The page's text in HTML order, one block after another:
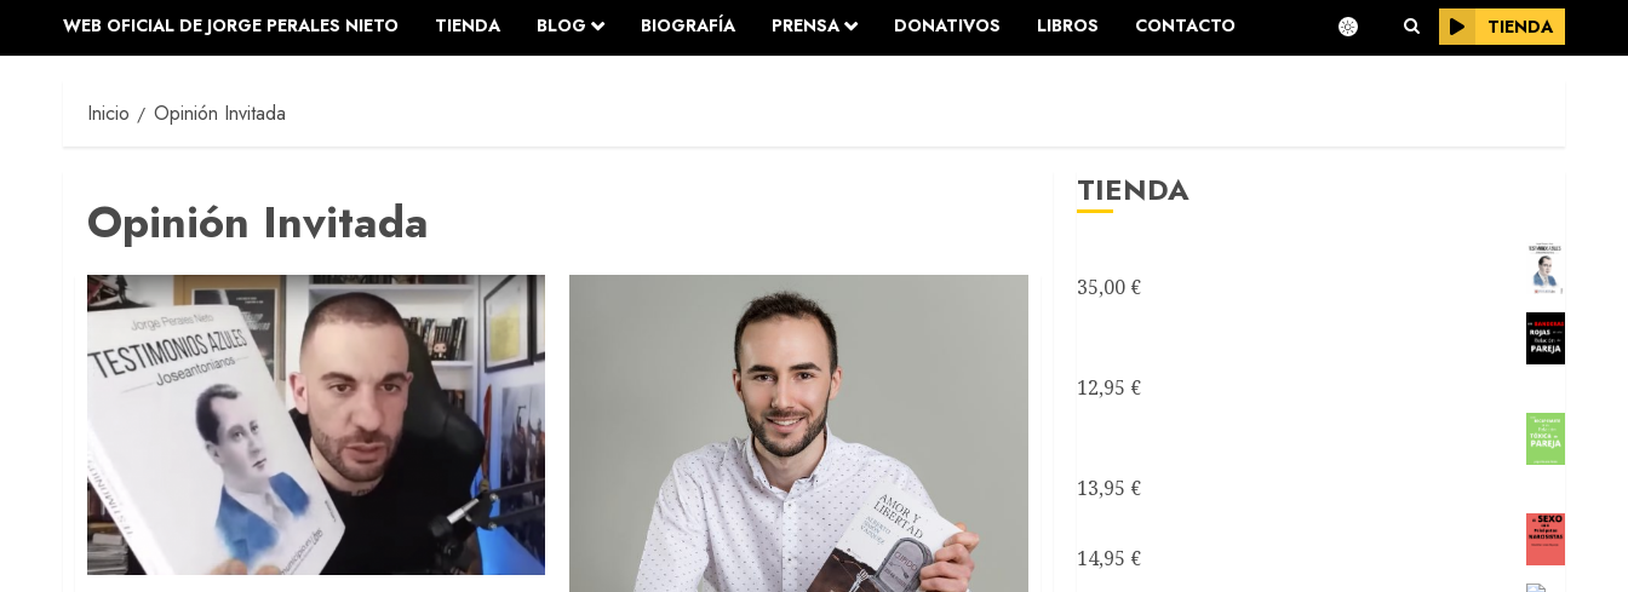
WEB OFICIAL DE JORGE PERALES NIETO TIENDA BLOG BIOGRAFÍA PRENSA DONATIVOS LIBROS CONTACTO TIENDA
Inicio Opinión Invitada
Opinión Invitada
TIENDA
35,00 €
12,95 €
13,95 €
14,95 €